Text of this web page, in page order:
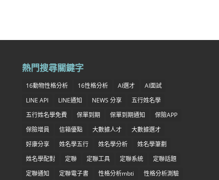
熱門搜尋關鍵字
16動物性格分析 16性格分析 AI選才
AI面試
LINE API
LINE通知 NEWS 分享
五行姓名學
五行姓名學免費
保單到期 保單到期通知
保險APP
保險增員
信箱優點 大數據人才
大數據選才
好康分享
姓名學五行 姓名學分析
姓名學筆劃
姓名學配對
定聯 定聯工具 定聯系統
定聯話題
定聯通知
定聯電子書 性格分析mbti
性格分析測驗